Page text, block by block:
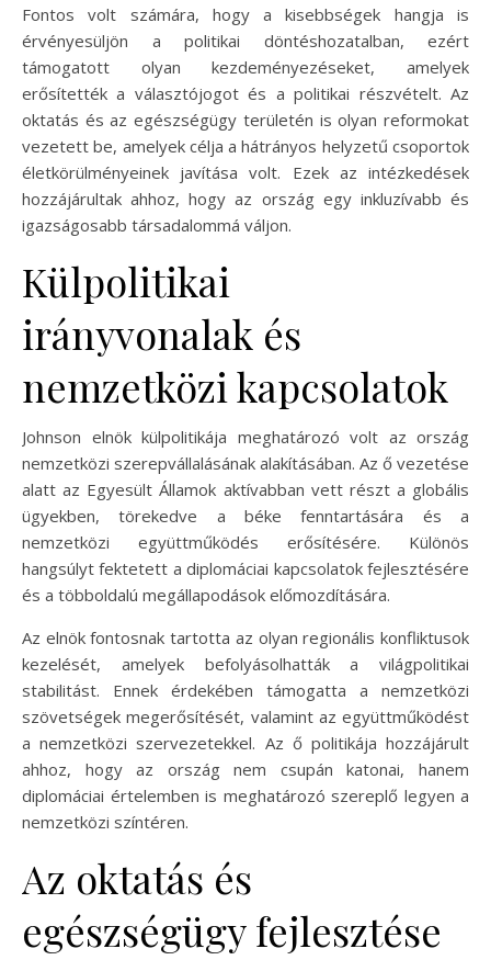
Fontos volt számára, hogy a kisebbségek hangja is
érvényesüljön a politikai döntéshozatalban, ezért
támogatott olyan kezdeményezéseket, amelyek
erősítették a választójogot és a politikai részvételt. Az
oktatás és az egészségügy területén is olyan reformokat
vezetett be, amelyek célja a hátrányos helyzetű csoportok
életkörülményeinek javítása volt. Ezek az intézkedések
hozzájárultak ahhoz, hogy az ország egy inkluzívabb és
igazságosabb társadalommá váljon.
Külpolitikai
irányvonalak és
nemzetközi kapcsolatok
Johnson elnök külpolitikája meghatározó volt az ország
nemzetközi szerepvállalásának alakításában. Az ő vezetése
alatt az Egyesült Államok aktívabban vett részt a globális
ügyekben, törekedve a béke fenntartására és a
nemzetközi együttműködés erősítésére. Különös
hangsúlyt fektetett a diplomáciai kapcsolatok fejlesztésére
és a többoldalú megállapodások előmozdítására.
Az elnök fontosnak tartotta az olyan regionális konfliktusok
kezelését, amelyek befolyásolhatták a világpolitikai
stabilitást. Ennek érdekében támogatta a nemzetközi
szövetségek megerősítését, valamint az együttműködést
a nemzetközi szervezetekkel. Az ő politikája hozzájárult
ahhoz, hogy az ország nem csupán katonai, hanem
diplomáciai értelemben is meghatározó szereplő legyen a
nemzetközi színtéren.
Az oktatás és
egészségügy fejlesztése